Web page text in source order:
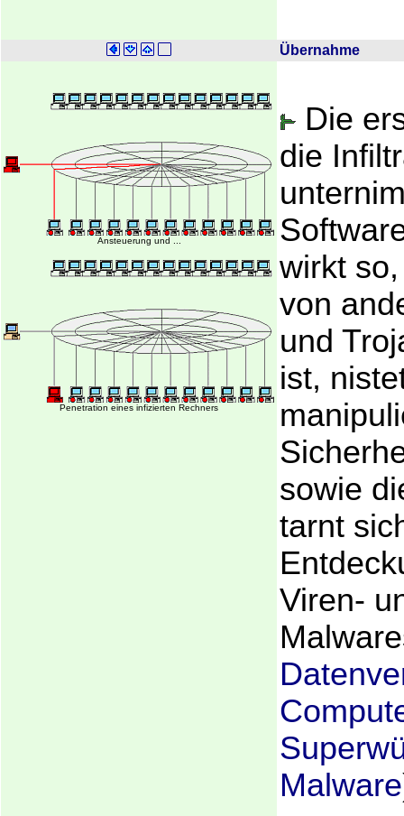
Übernahme
Ansteuerung und ...
Penetration eines infizierten Rechners
Die
die
wirkt
von
und
ist,
sowie
tarnt
Viren-
Malware